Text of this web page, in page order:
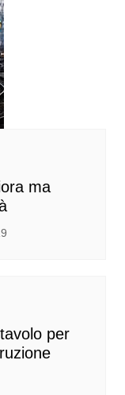
ma
per